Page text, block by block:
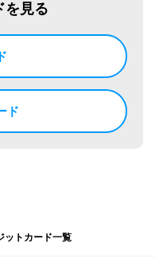
を見る
ド
ットカード一覧